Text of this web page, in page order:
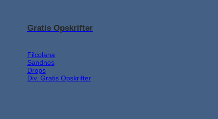
Gratis Opskrifter
Filcolana
Sandnes
Drops
Div. Gratis Opskrifter